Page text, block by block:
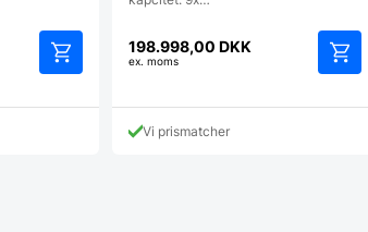
vare
198.998,00DKK
ex. moms
Vi prismatcher